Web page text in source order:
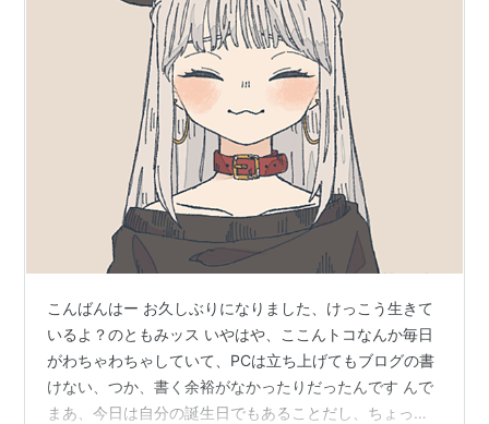
こんばんはー お久しぶりになりました、けっこう生きて
いるよ？のともみッス いやはや、ここんトコなんか毎日
がわちゃわちゃしていて、PCは立ち上げてもブログの書
けない、つか、書く余裕がなかったりだったんです んで
まあ、今日は自分の誕生日でもあることだし、ちょっと